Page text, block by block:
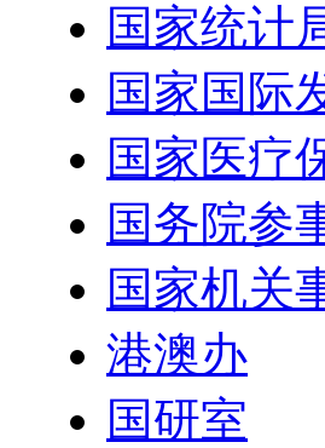
国家统计
国家国际
国家医疗
国务院参
国家机关
港澳办
国研室